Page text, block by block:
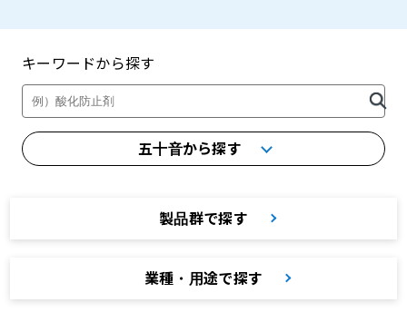
キーワードから探す
五十音から探す
製品群で探す
業種・用途で探す